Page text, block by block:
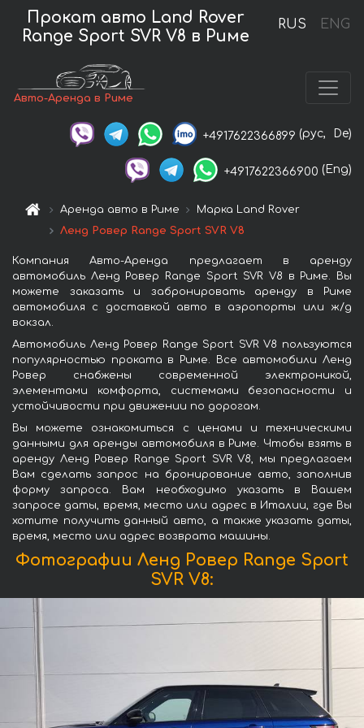
RUS ENG
Прокат авто Land Rover
Range Sport SVR V8 в Риме
Авто-Аренда в Риме
+4917622366899 (рус, De)
+4917622366900 (Eng)
Аренда авто в Риме
Марка Land Rover
Ленд Ровер Range Sport SVR V8
Компания Авто-Аренда предлагает в аренду
автомобиль Ленд Ровер Range Sport SVR V8 в Риме. Вы
можете заказать и забронировать аренду в Риме
автомобиля с доставкой авто в аэропорты или ж/д
вокзал.
Автомобиль Ленд Ровер Range Sport SVR V8 пользуются
популярностью проката в Риме. Все автомобили Ленд
Ровер снабжены современной электроникой,
элементами комфорта, системами безопасности и
устойчивости при движении по дорогам.
Вы можете ознакомиться с ценами и техническими
данными для аренды автомобиля в Риме. Чтобы взять в
аренду Ленд Ровер Range Sport SVR V8, мы предлагаем
Вам сделать запрос на бронирование авто, заполнив
форму запроса. Вам необходимо указать в Вашем
запросе даты, время, место или адрес в Италии, где Вы
хотите получить данный авто, а также указать даты,
время, место или адрес возврата машины.
Фотографии Ленд Ровер Range Sport
SVR V8: